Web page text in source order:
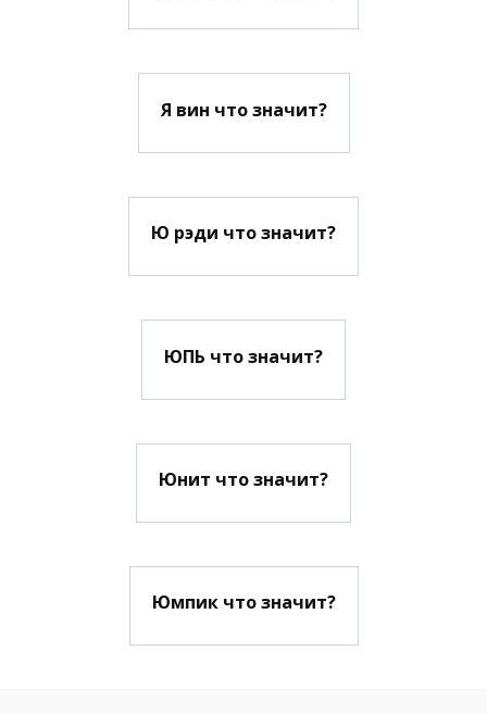
Я вин что значит?
Ю рэди что значит?
ЮПЬ что значит?
Юнит что значит?
Юмпик что значит?